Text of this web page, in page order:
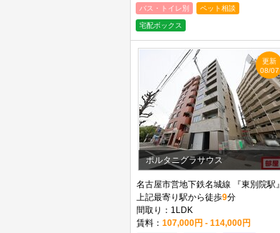
バス・トイレ別 ペット相談
宅配ボックス
更新
08/07
ポルタニグラサウス
名古屋市営地下鉄名城線 『東別院駅』
上記最寄り駅から徒歩9分
間取り：1LDK
賃料： 107,000円 - 114,000円